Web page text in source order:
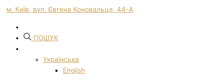
м. Київ, вул. Євгена Коновальця, 44-А
ПОШУК
Українська
English